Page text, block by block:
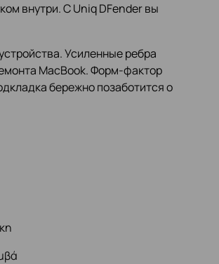
внутри. С Uniq DFender вы
Усиленные ребра
MacBook. Форм-фактор
бережно позаботится о